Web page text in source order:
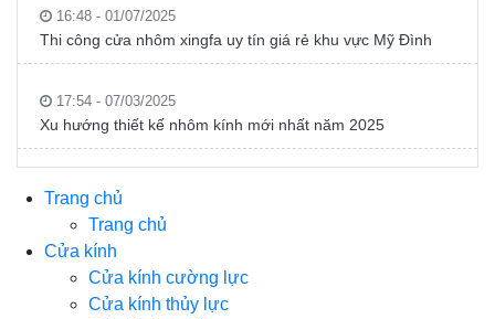
16:48 - 01/07/2025
Thi công cửa nhôm xingfa uy tín giá rẻ khu vực Mỹ Đình
17:54 - 07/03/2025
Xu hướng thiết kế nhôm kính mới nhất năm 2025
Trang chủ
Trang chủ
Cửa kính
Cửa kính cường lực
Cửa kính thủy lực